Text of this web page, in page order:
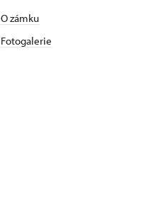
O zámku
Fotogalerie